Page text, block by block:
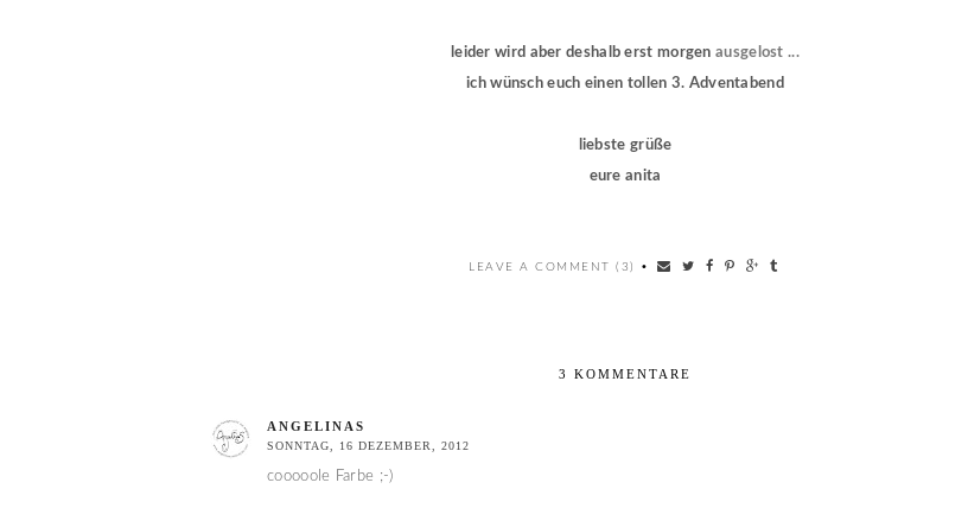
leider wird aber deshalb erst morgenausgelost ...
ich wünsch euch einen tollen 3. Adventabend
liebste grüße
eure anita
LEAVE A COMMENT (3) •
3 KOMMENTARE
ANGELINAS
SONNTAG, 16 DEZEMBER, 2012
cooooole Farbe ;-)